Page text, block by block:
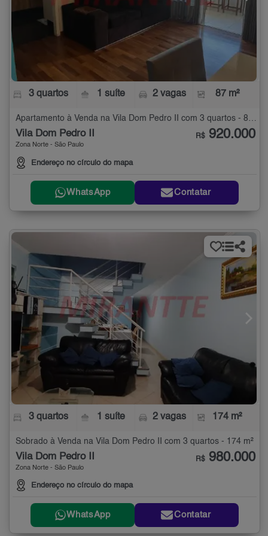
3 quartos 1 suíte 2 vagas 87 m²
Apartamento à Venda na Vila Dom Pedro II com 3 quartos - 87 m²
Vila Dom Pedro II
Zona Norte - São Paulo
Endereço no círculo do mapa
R$ 920.000
WhatsApp Contatar
3 quartos 1 suíte 2 vagas 174 m²
Sobrado à Venda na Vila Dom Pedro II com 3 quartos - 174 m²
Vila Dom Pedro II
Zona Norte - São Paulo
Endereço no círculo do mapa
R$ 980.000
WhatsApp Contatar